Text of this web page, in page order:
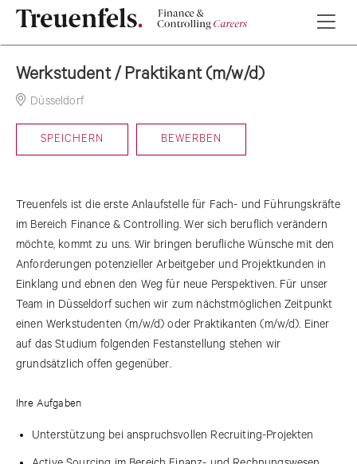
Werkstudent / Praktikant (m/w/d)
Düsseldorf
SPEICHERN BEWERBEN
Treuenfels ist die erste Anlaufstelle für Fach- und Führungskräfte
im Bereich Finance & Controlling. Wer sich beruflich verändern
möchte, kommt zu uns. Wir bringen berufliche Wünsche mit den
Anforderungen potenzieller Arbeitgeber und Projektkunden in
Einklang und ebnen den Weg für neue Perspektiven. Für unser
Team in Düsseldorf suchen wir zum nächstmöglichen Zeitpunkt
einen Werkstudenten (m/w/d) oder Praktikanten (m/w/d). Einer
auf das Studium folgenden Festanstellung stehen wir
grundsätzlich offen gegenüber.
Ihre Aufgaben
Unterstützung bei anspruchsvollen Recruiting-Projekten